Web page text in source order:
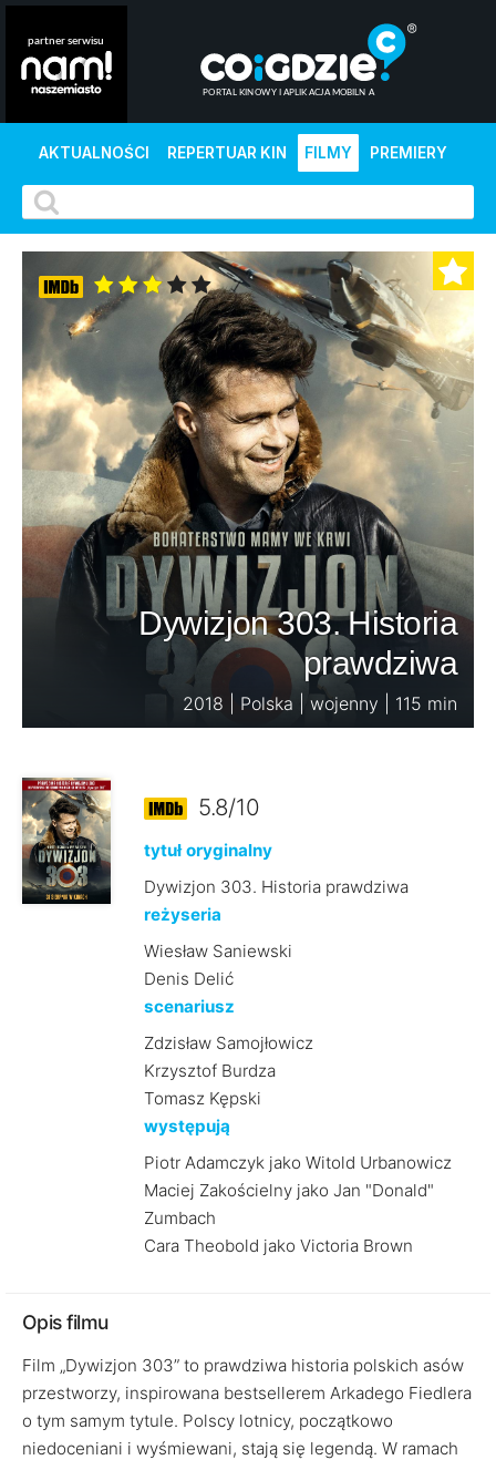
AKTUALNOŚCI REPERTUAR KIN FILMY PREMIERY
Dywizjon 303. Historia
prawdziwa
2018 | Polska | wojenny | 115 min
5.8/10
tytuł oryginalny
Dywizjon 303. Historia prawdziwa
reżyseria
Wiesław Saniewski
Denis Delić
scenariusz
Zdzisław Samojłowicz
Krzysztof Burdza
Tomasz Kępski
występują
Piotr Adamczyk jako Witold Urbanowicz
Maciej Zakościelny jako Jan "Donald"
Zumbach
Cara Theobold jako Victoria Brown
Opis filmu
Film „Dywizjon 303” to prawdziwa historia polskich asów
przestworzy, inspirowana bestsellerem Arkadego Fiedlera
o tym samym tytule. Polscy lotnicy, początkowo
niedoceniani i wyśmiewani, stają się legendą. W ramach